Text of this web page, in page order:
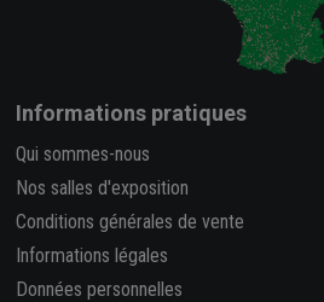
Informations pratiques
Qui sommes-nous
Nos salles d'exposition
Conditions générales de vente
Informations légales
Données personnelles